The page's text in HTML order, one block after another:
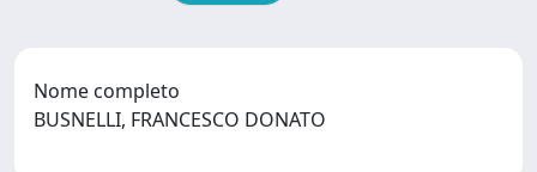
Nome completo
BUSNELLI, FRANCESCO DONATO